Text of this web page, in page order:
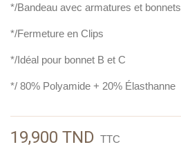
*/Bandeau avec armatures et bonnets
*/Fermeture en Clips
*/Idéal pour bonnet B et C
*/ 80% Polyamide + 20% Élasthanne
19,900 TND TTC